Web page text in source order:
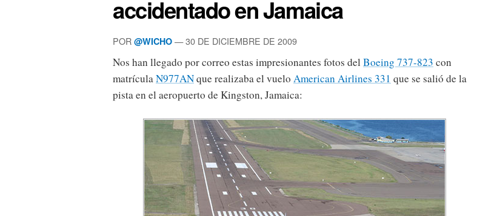
accidentado en Jamaica
POR @WICHO — 30 DE DICIEMBRE DE 2009
Nos han llegado por correo estas impresionantes fotos delBoeing 737-823 con
matrículaN977ANque realizaba el vuelo American Airlines 331 que se salió de la
pista en el aeropuerto de Kingston, Jamaica: